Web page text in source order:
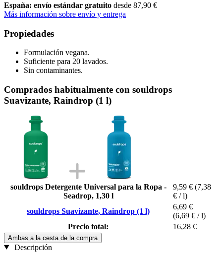
España: envío estándar gratuito desde 87,90 €
Más información sobre envío y entrega
Propiedades
Formulación vegana.
Suficiente para 20 lavados.
Sin contaminantes.
Comprados habitualmente con souldrops
Suavizante, Raindrop (1 l)
souldrops Detergente Universal para la Ropa -
Seadrop, 1,30 l
9,59 € (7,38
€ / l)
souldrops Suavizante, Raindrop (1 l)
6,69 €
(6,69 € / l)
Precio total:
16,28 €
Ambas a la cesta de la compra
Descripción